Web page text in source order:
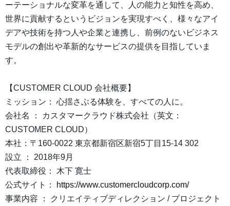
ーテーショナルな変革を通して、人の能力と知性を高め、
世界に貢献するというビジョンを実現すべく、様々なアイ
デアや技術を持つ人や企業と連携し、前例のないビジネス
モデルの創出や革新的なサービスの提供を目指していま
す。
【CUSTOMER CLOUD 会社概要】
ミッション： 心揺さぶる体験を、すべての人に。
会社名 ： カスタマークラウド株式会社（英文：
CUSTOMER CLOUD）
本社：〒160-0022 東京都新宿区新宿5丁目15-14 302
設立 ： 2018年9月
代表取締役： 木下 寛士
公式サイト：
https://www.customercloudcorp.com/
事業内容 ： クリエイティブディレクション / プロジェクト